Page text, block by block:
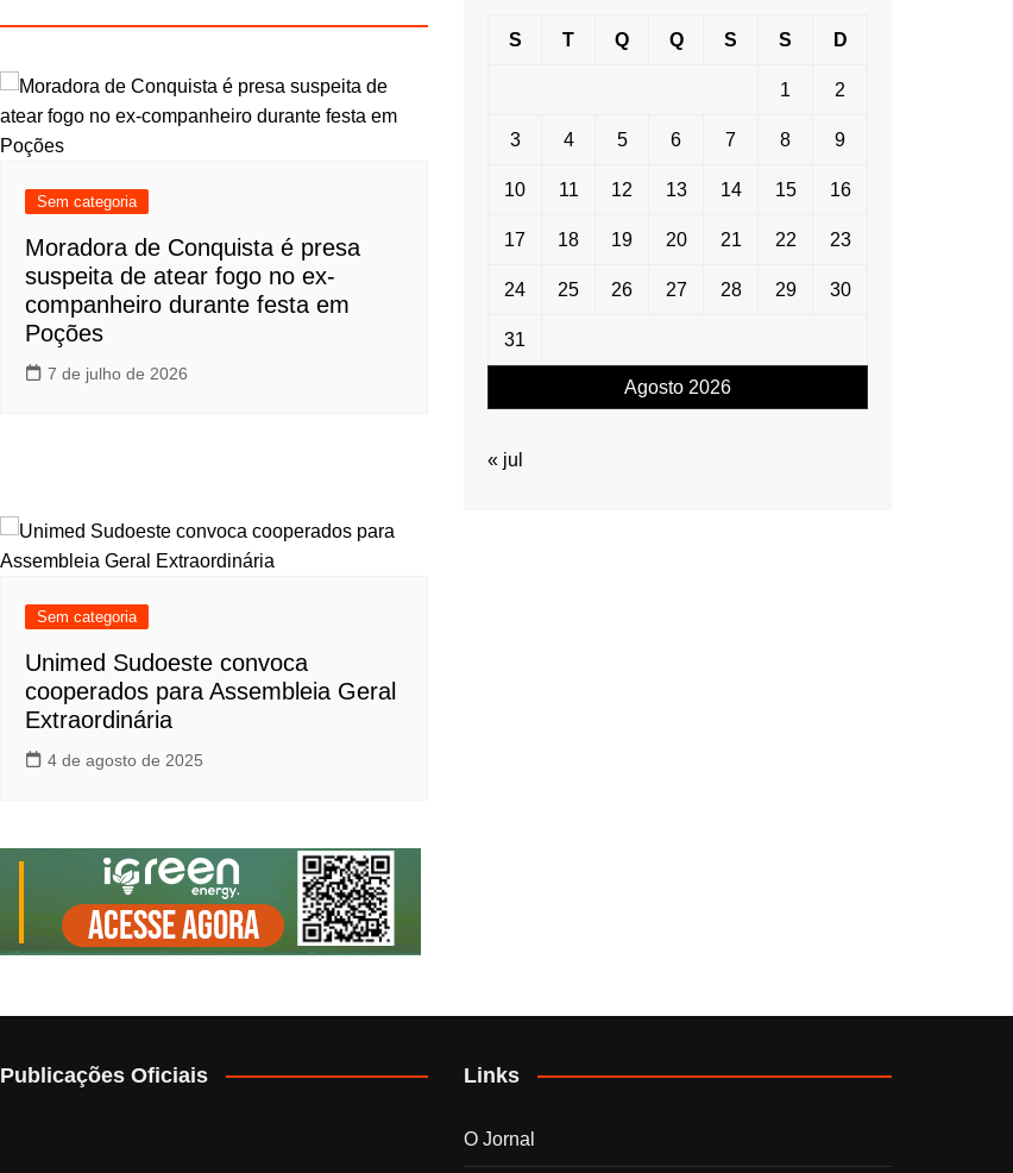
Sem categoria
Moradora de Conquista é presa
suspeita de atear fogo no ex-
companheiro durante festa em
Poções
7 de julho de 2026
Sem categoria
Unimed Sudoeste convoca
cooperados para Assembleia Geral
Extraordinária
4 de agosto de 2025
Agosto 2026
S T Q Q S S D
1 2
3 4 5 6 7 8 9
10 11 12 13 14 15 16
17 18 19 20 21 22 23
24 25 26 27 28 29 30
31
« jul
Publicações Oficiais Links
O Jornal